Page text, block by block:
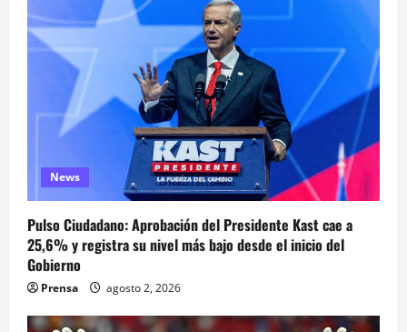
News
Pulso Ciudadano: Aprobación del Presidente Kast cae a
25,6% y registra su nivel más bajo desde el inicio del
Gobierno
Prensa agosto 2, 2026